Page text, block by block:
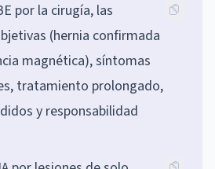
por la cirugía, las
(hernia confirmada
magnética), síntomas
tratamiento prolongado,
y responsabilidad